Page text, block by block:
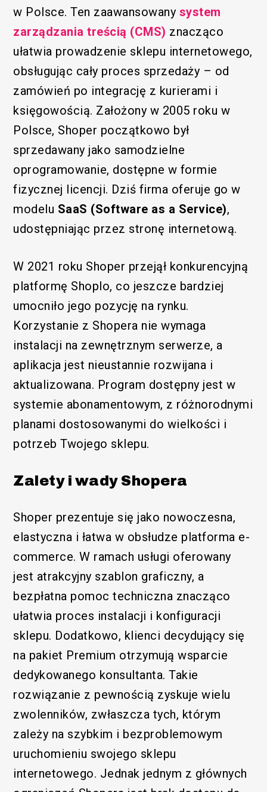
w Polsce. Ten zaawansowany system
zarządzania treścią (CMS) znacząco
ułatwia prowadzenie sklepu internetowego,
obsługując cały proces sprzedaży – od
zamówień po integrację z kurierami i
księgowością. Założony w 2005 roku w
Polsce, Shoper początkowo był
sprzedawany jako samodzielne
oprogramowanie, dostępne w formie
fizycznej licencji. Dziś firma oferuje go w
modelu SaaS (Software as a Service),
udostępniając przez stronę internetową.
W 2021 roku Shoper przejął konkurencyjną
platformę Shoplo, co jeszcze bardziej
umocniło jego pozycję na rynku.
Korzystanie z Shopera nie wymaga
instalacji na zewnętrznym serwerze, a
aplikacja jest nieustannie rozwijana i
aktualizowana. Program dostępny jest w
systemie abonamentowym, z różnorodnymi
planami dostosowanymi do wielkości i
potrzeb Twojego sklepu.
Zalety i wady Shopera
Shoper prezentuje się jako nowoczesna,
elastyczna i łatwa w obsłudze platforma e-
commerce. W ramach usługi oferowany
jest atrakcyjny szablon graficzny, a
bezpłatna pomoc techniczna znacząco
ułatwia proces instalacji i konfiguracji
sklepu. Dodatkowo, klienci decydujący się
na pakiet Premium otrzymują wsparcie
dedykowanego konsultanta. Takie
rozwiązanie z pewnością zyskuje wielu
zwolenników, zwłaszcza tych, którym
zależy na szybkim i bezproblemowym
uruchomieniu swojego sklepu
internetowego. Jednak jednym z głównych